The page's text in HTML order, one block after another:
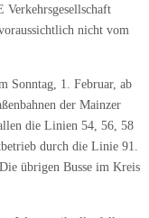
Verkehrsgesellschaft
nicht vom
Sonntag, 1. Februar, ab
der Mainzer
die Linien 54, 56, 58
durch die Linie 91.
übrigen Busse im Kreis